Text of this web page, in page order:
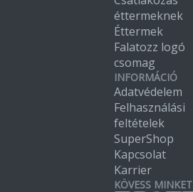
éttermeknek
Éttermek
Falatozz logó
csomag
INFORMÁCIÓ
Adatvédelem
Felhasználási
feltételek
SuperShop
Kapcsolat
Karrier
KÖVESS MINKET